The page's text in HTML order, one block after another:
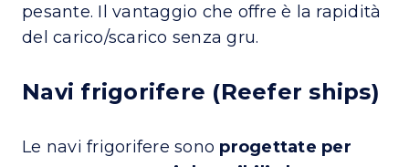
pesante. Il vantaggio che offre è la rapidità
del carico/scarico senza gru.
Navi frigorifere (Reefer ships)
Le navi frigorifere sono progettate per